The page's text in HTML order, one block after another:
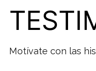
Motívate con las